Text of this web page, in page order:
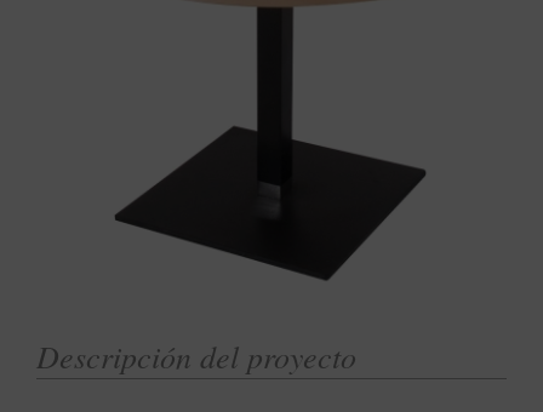
Descripción del proyecto